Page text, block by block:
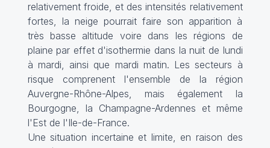
relativement froide, et des intensités relativement
fortes, la neige pourrait faire son apparition à
très basse altitude voire dans les régions de
plaine par effet d'isothermie dans la nuit de lundi
à mardi, ainsi que mardi matin. Les secteurs à
risque comprenent l'ensemble de la région
Auvergne-Rhône-Alpes, mais également la
Bourgogne, la Champagne-Ardennes et même
l'Est de l'Ile-de-France.
Une situation incertaine et limite, en raison des